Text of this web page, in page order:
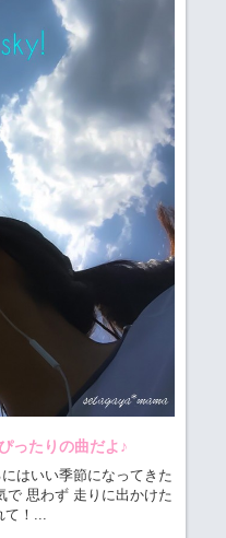
ったりの曲だよ♪
はいい季節になってきた
で 思わず 走りに出かけた
！...